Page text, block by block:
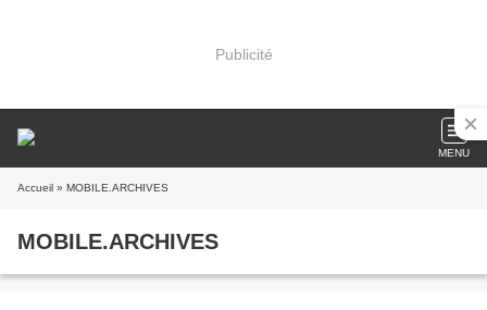
Publicité
MENU
Accueil » MOBILE.ARCHIVES
MOBILE.ARCHIVES